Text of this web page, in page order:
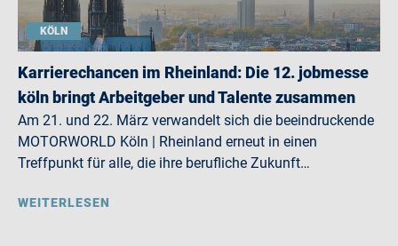
KÖLN
Karrierechancen im Rheinland: Die 12. jobmesse
köln bringt Arbeitgeber und Talente zusammen
Am 21. und 22. März verwandelt sich die beeindruckende
MOTORWORLD Köln | Rheinland erneut in einen
Treffpunkt für alle, die ihre berufliche Zukunft…
WEITERLESEN